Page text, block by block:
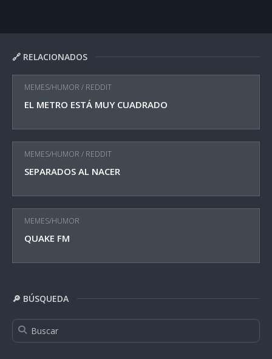
🔗 RELACIONADOS
MEMES/HUMOR / REDDIT
EL METRO ESTÁ MUY CUADRADO
MEMES/HUMOR / REDDIT
SEPARADOS AL NACER
MEMES/HUMOR
QUAKE FM
🔎 BÚSQUEDA